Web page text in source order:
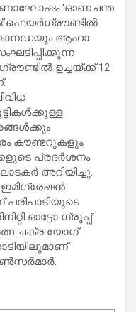
‘ഓണചന്ത
ഫെയർഗ്രൗണ്ടിൽ
കാനഡയും ആഹാ
ഉച്ചയ്ക്ക് 12
കൗണ്ടറുകളും,
പ്രദർശനം
അറിയിച്ചു.
ഇമിഗ്രേഷൻ
ഓട്ടോ ഗ്രൂപ്പ്
ചക്ര യോഗ്